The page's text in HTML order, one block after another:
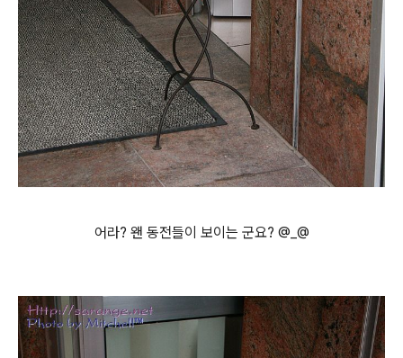
어라? 왠 동전들이 보이는 군요? @_@